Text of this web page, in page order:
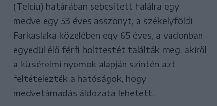
(Telciu) határában sebesített halálra egy
medve egy 53 éves asszonyt, a székelyföldi
Farkaslaka közelében egy 65 éves, a vadonban
egyedül élő férfi holttestét találták meg, akiről
a külsérelmi nyomok alapján szintén azt
feltételezték a hatóságok, hogy
medvetámadás áldozata lehetett.